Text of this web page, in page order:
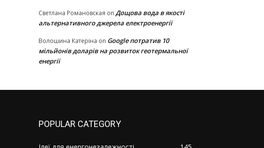
Светлана Романовская on Дощова вода в якості
альтернативного джерела електроенергії
Волошина Катеріна on Google потратив 10
мільйонів доларів на розвиток геотермальної
енергії
POPULAR CATEGORY